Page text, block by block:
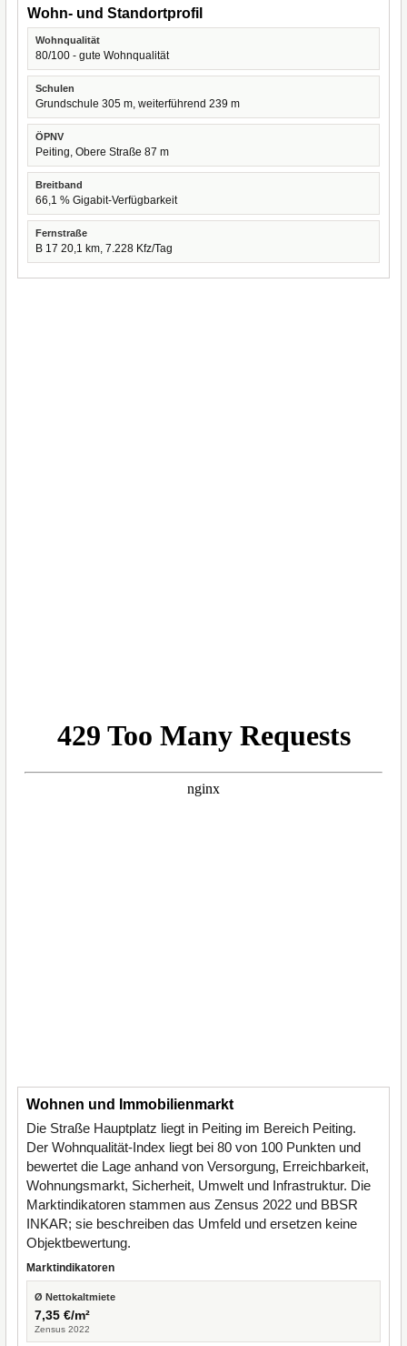
Wohn- und Standortprofil
Wohnqualität
80/100 - gute Wohnqualität
Schulen
Grundschule 305 m, weiterführend 239 m
ÖPNV
Peiting, Obere Straße 87 m
Breitband
66,1 % Gigabit-Verfügbarkeit
Fernstraße
B 17 20,1 km, 7.228 Kfz/Tag
Wohnen und Immobilienmarkt
Die Straße Hauptplatz liegt in Peiting im Bereich Peiting.
Der Wohnqualität-Index liegt bei 80 von 100 Punkten und
bewertet die Lage anhand von Versorgung, Erreichbarkeit,
Wohnungsmarkt, Sicherheit, Umwelt und Infrastruktur. Die
Marktindikatoren stammen aus Zensus 2022 und BBSR
INKAR; sie beschreiben das Umfeld und ersetzen keine
Objektbewertung.
Marktindikatoren
Ø Nettokaltmiete
7,35 €/m²
Zensus 2022